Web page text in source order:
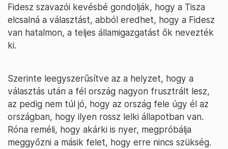
Fidesz szavazói kevésbé gondolják, hogy a Tisza
elcsalná a választást, abból eredhet, hogy a Fidesz
van hatalmon, a teljes államigazgatást ők nevezték
ki.
Szerinte leegyszerűsítve az a helyzet, hogy a
választás után a fél ország nagyon frusztrált lesz,
az pedig nem túl jó, hogy az ország fele úgy él az
országban, hogy ilyen rossz lelki állapotban van.
Róna reméli, hogy akárki is nyer, megpróbálja
meggyőzni a másik felet, hogy erre nincs szükség.